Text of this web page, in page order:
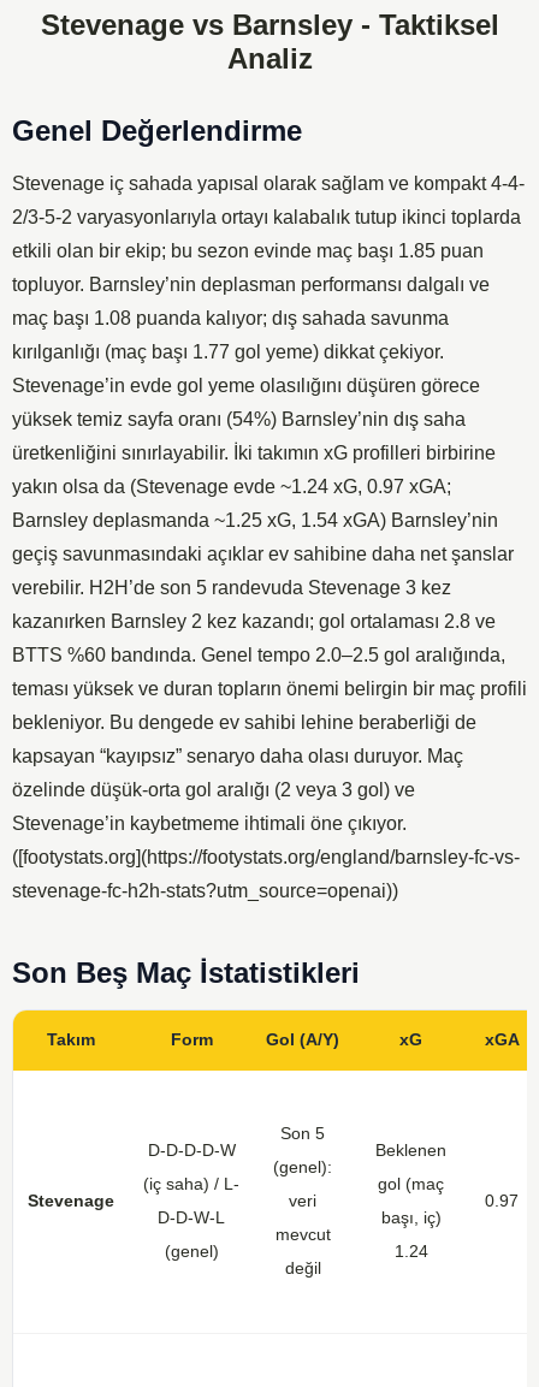
Stevenage vs Barnsley - Taktiksel
Analiz
Genel Değerlendirme
Stevenage iç sahada yapısal olarak sağlam ve kompakt 4-4-
2/3-5-2 varyasyonlarıyla ortayı kalabalık tutup ikinci toplarda
etkili olan bir ekip; bu sezon evinde maç başı 1.85 puan
topluyor. Barnsley’nin deplasman performansı dalgalı ve
maç başı 1.08 puanda kalıyor; dış sahada savunma
kırılganlığı (maç başı 1.77 gol yeme) dikkat çekiyor.
Stevenage’in evde gol yeme olasılığını düşüren görece
yüksek temiz sayfa oranı (54%) Barnsley’nin dış saha
üretkenliğini sınırlayabilir. İki takımın xG profilleri birbirine
yakın olsa da (Stevenage evde ~1.24 xG, 0.97 xGA;
Barnsley deplasmanda ~1.25 xG, 1.54 xGA) Barnsley’nin
geçiş savunmasındaki açıklar ev sahibine daha net şanslar
verebilir. H2H’de son 5 randevuda Stevenage 3 kez
kazanırken Barnsley 2 kez kazandı; gol ortalaması 2.8 ve
BTTS %60 bandında. Genel tempo 2.0–2.5 gol aralığında,
teması yüksek ve duran topların önemi belirgin bir maç profili
bekleniyor. Bu dengede ev sahibi lehine beraberliği de
kapsayan “kayıpsız” senaryo daha olası duruyor. Maç
özelinde düşük-orta gol aralığı (2 veya 3 gol) ve
Stevenage’in kaybetmeme ihtimali öne çıkıyor.
([footystats.org](https://footystats.org/england/barnsley-fc-vs-
stevenage-fc-h2h-stats?utm_source=openai))
Son Beş Maç İstatistikleri
Takım Form Gol (A/Y) xG xGA
Stevenage
D-D-D-D-W
(iç saha) / L-
D-D-W-L
(genel)
Son 5
(genel):
veri
mevcut
değil
Beklenen
gol (maç
başı, iç)
1.24
0.97